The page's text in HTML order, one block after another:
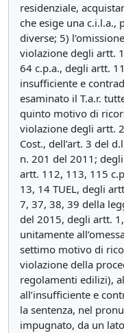
residenziale,
che esige una c.i.l.a.,
diverse; 5)
violazione degli artt.
64 c.p.a., degli artt.
insufficiente e
esaminato il T.a.r.
quinto motivo di
violazione degli artt.
Cost., dell’art. 3 del
n. 201 del 2011;
artt. 112, 113, 115
13, 14 TUEL, degli
7, 37, 38, 39 della
del 2015, degli artt.
unitamente
settimo motivo di
violazione della
regolamenti edilizi),
all’insufficiente e
la sentenza, nel
impugnato, da un